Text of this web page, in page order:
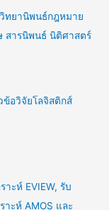
ทยานิพนธ์กฎหมาย
สารนิพนธ์ นิติศาสตร์
อวิจัยโลจิสติกส์
าะห์ EVIEW, รับ
าะห์ AMOS และ